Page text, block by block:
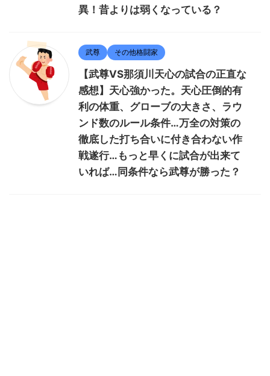
異！昔よりは弱くなっている？
武尊 その他格闘家
【武尊VS那須川天心の試合の正直な
感想】天心強かった。天心圧倒的有
利の体重、グローブの大きさ、ラウ
ンド数のルール条件…万全の対策の
徹底した打ち合いに付き合わない作
戦遂行…もっと早くに試合が出来て
いれば…同条件なら武尊が勝った？